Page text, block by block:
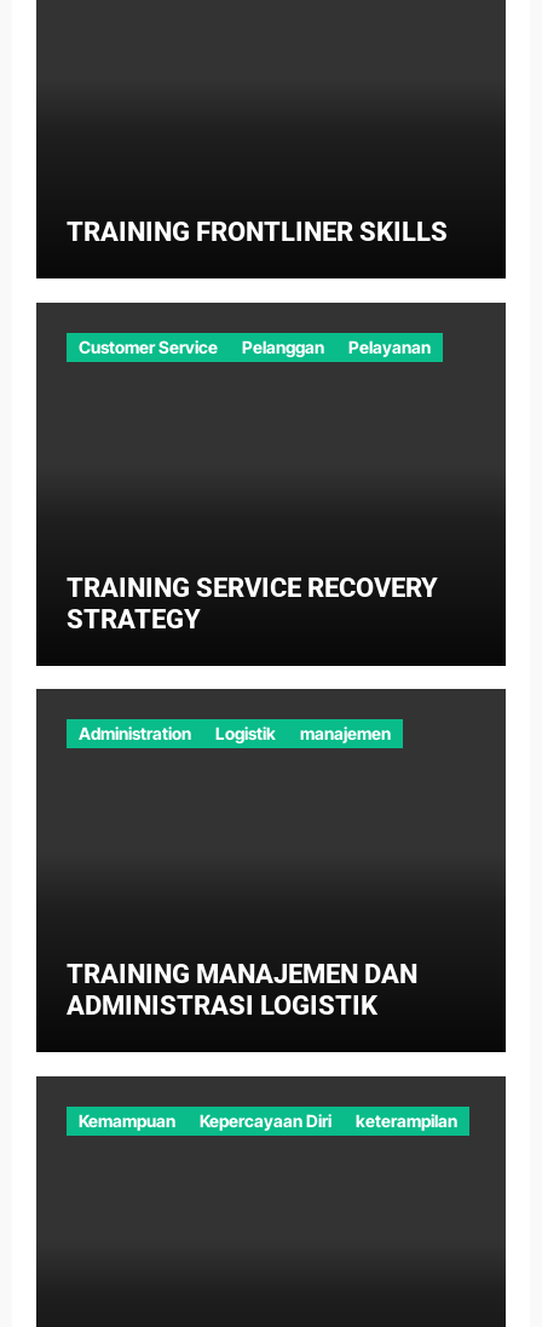
TRAINING FRONTLINER SKILLS
Customer Service Pelanggan Pelayanan
TRAINING SERVICE RECOVERY
STRATEGY
Administration Logistik manajemen
TRAINING MANAJEMEN DAN
ADMINISTRASI LOGISTIK
Kemampuan Kepercayaan Diri keterampilan